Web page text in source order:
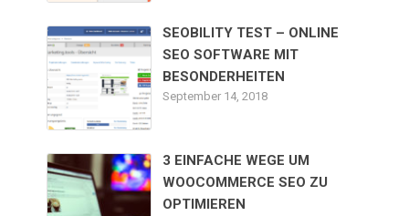
SEOBILITY TEST – ONLINE
SEO SOFTWARE MIT
BESONDERHEITEN
September 14, 2018
3 EINFACHE WEGE UM
WOOCOMMERCE SEO ZU
OPTIMIEREN